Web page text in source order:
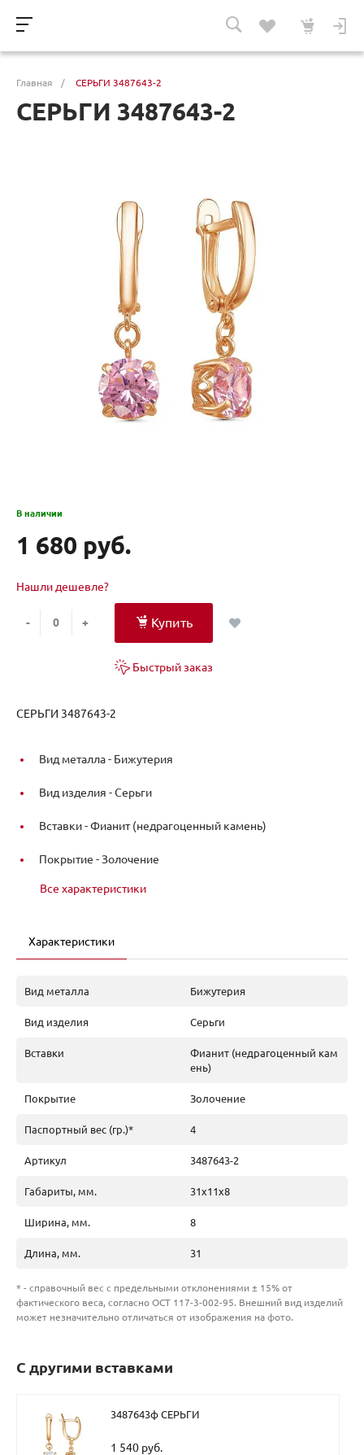
Главная / СЕРЬГИ 3487643-2
СЕРЬГИ 3487643-2
В наличии
1 680 руб.
Нашли дешевле?
- + Купить
Быстрый заказ
СЕРЬГИ 3487643-2
Вид металла - Бижутерия
Вид изделия -Серьги
Вставки -Фианит (недрагоценный камень)
Покрытие -Золочение
Все характеристики
Характеристики
Вид металла Бижутерия
Вид изделия Серьги
Вставки
Фианит (недрагоценный кам
ень)
Покрытие Золочение
Паспортный вес (гр.)* 4
Артикул 3487643-2
Габариты, мм. 31х11х8
Ширина, мм. 8
Длина, мм. 31
* - справочный вес с предельными отклонениями ± 15% от
фактического веса, согласно ОСТ 117-3-002-95. Внешний вид изделий
может незначительно отличаться от изображения на фото.
С другими вставками
3487643ф СЕРЬГИ
1 540 руб.